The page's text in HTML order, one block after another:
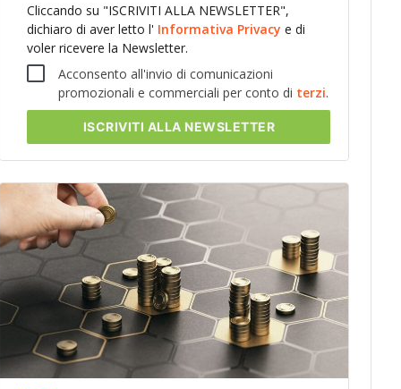
Cliccando su "ISCRIVITI ALLA NEWSLETTER",
dichiaro di aver letto l' Informativa Privacye di
voler ricevere la Newsletter.
Acconsento all'invio di comunicazioni
promozionali e commerciali per conto di terzi.
ISCRIVITI ALLA NEWSLETTER